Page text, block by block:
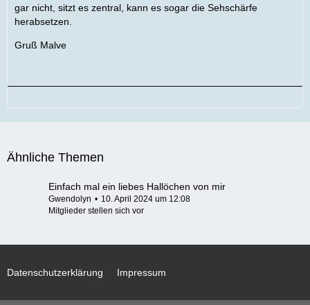
gar nicht, sitzt es zentral, kann es sogar die Sehschärfe
herabsetzen.
Gruß Malve
Ähnliche Themen
Einfach mal ein liebes Hallöchen von mir
Gwendolyn
10. April 2024 um 12:08
Mitglieder stellen sich vor
Datenschutzerklärung Impressum